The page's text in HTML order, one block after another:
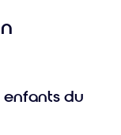
enfants du